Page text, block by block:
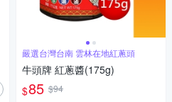
嚴選台灣台南 雲林在地紅蔥頭
牛頭牌 紅蔥醬(175g)
$85 $94